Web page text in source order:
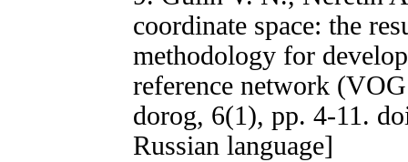
coordinate space: the
methodology for
reference network
dorog, 6(1), pp. 4-11.
Russian language]